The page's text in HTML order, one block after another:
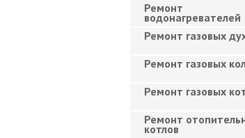
Ремонт
водонагревателей
Ремонт газовых
Ремонт газовых
Ремонт газовых
Ремонт
котлов